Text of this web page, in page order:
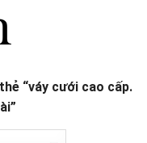
“váy cưới cao cấp.